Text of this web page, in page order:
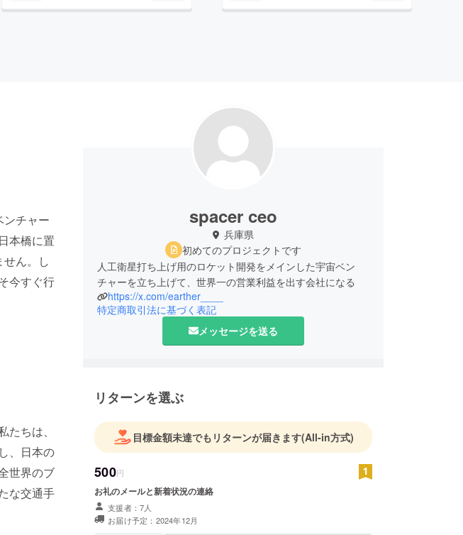
チャー
本橋に置
ん。し
今すぐ行
ちは、
、日本の
世界のブ
な交通手
spacer ceo
兵庫県
初めてのプロジェクトです
人工衛星打ち上げ用のロケット開発をメインした宇宙ベン
チャーを立ち上げて、世界一の営業利益を出す会社になる
https://x.com/earther____
特定商取引法に基づく表記
メッセージを送る
リターンを選ぶ
目標金額未達でもリターンが届きます(All-in方式)
500円
お礼のメールと新着状況の連絡
支援者：7人
お届け予定：2024年12月